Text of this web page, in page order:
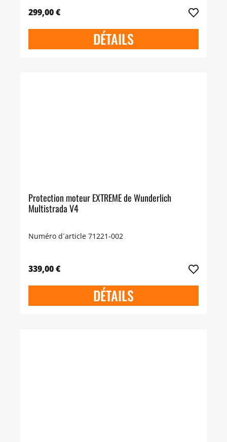
299,00 €
DÉTAILS
Protection moteur EXTREME de Wunderlich
Multistrada V4
Numéro d´article 71221-002
339,00 €
DÉTAILS